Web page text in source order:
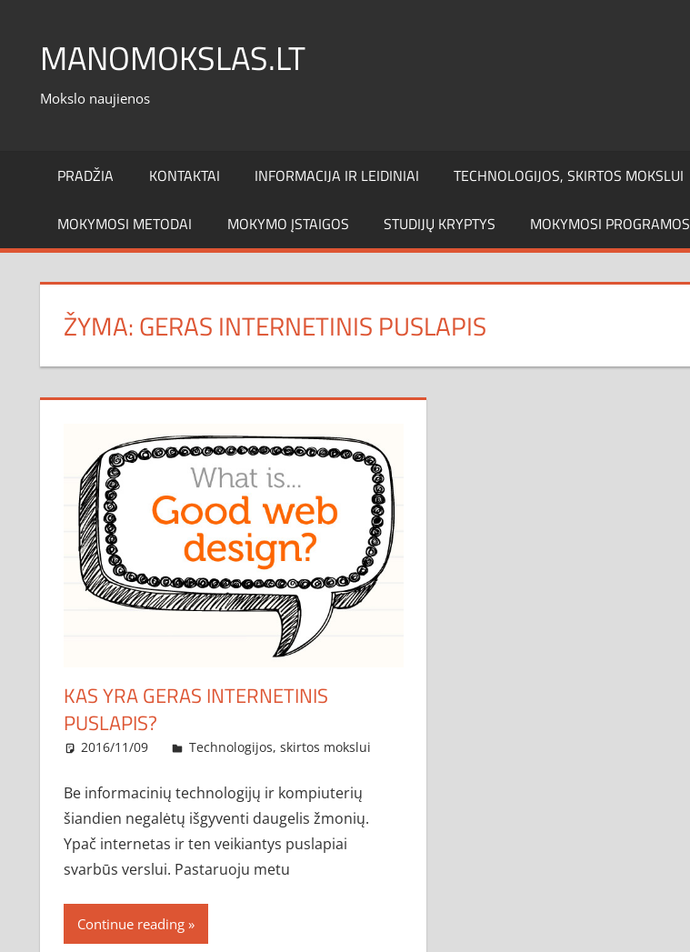
contentMANOMOKSLAS.LT
Mokslo naujienos
PRADŽIA KONTAKTAI INFORMACIJA IR LEIDINIAI TECHNOLOGIJOS, SKIRTOS MOKSLUI
MOKYMOSI METODAI MOKYMO ĮSTAIGOS STUDIJŲ KRYPTYS MOKYMOSI PROGRAMOS
ŽYMA:GERAS INTERNETINIS PUSLAPIS
KAS YRA GERAS INTERNETINIS
PUSLAPIS?
2016/11/09 administratorius
Technologijos, skirtos mokslui
Be informacinių technologijų ir kompiuterių
šiandien negalėtų išgyventi daugelis žmonių.
Ypač internetas ir ten veikiantys puslapiai
svarbūs verslui. Pastaruoju metu
Continue reading